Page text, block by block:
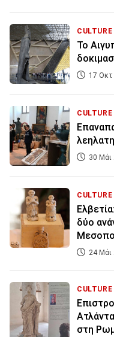
CULTURE
Το
17 Οκτ
CULTURE
30 Μάι
CULTURE
δύο
24 Μάι
CULTURE
στη